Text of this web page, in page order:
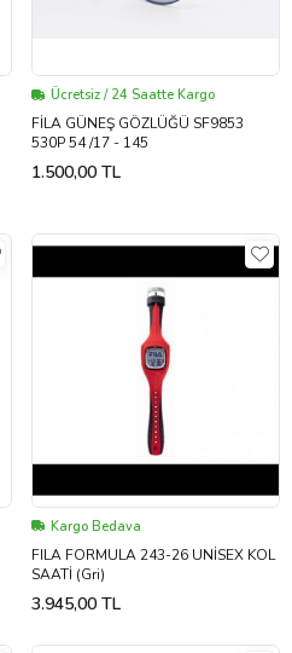
Ücretsiz / 24 Saatte Kargo
FİLA GÜNEŞ GÖZLÜĞÜ SF9853
530P 54 /17 - 145
1.500,00 TL
Kargo Bedava
FILA FORMULA 243-26 UNİSEX KOL
SAATİ (Gri)
3.945,00 TL